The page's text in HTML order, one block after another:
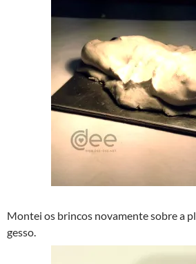
Montei os brincos novamente sobre a
gesso.